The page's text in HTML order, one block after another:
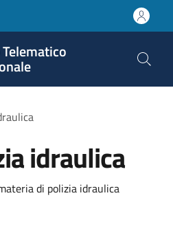
idraulica
di polizia idraulica